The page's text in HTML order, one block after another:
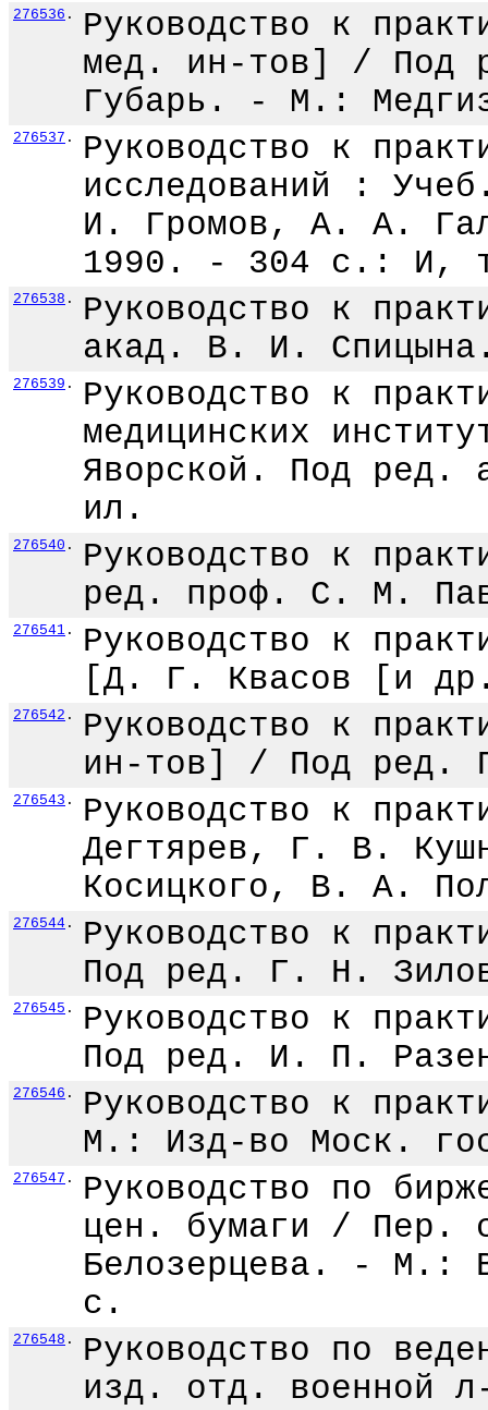
276536 .
Руководство к
мед. ин-тов] / Под
Губарь. - М.:
276537 .
Руководство к
исследований :
И. Громов, А. А.
1990. - 304 с.: И,
276538 .
Руководство к
акад. В. И.
276539 .
Руководство к
медицинских
Яворской. Под
ил.
276540 .
Руководство к
ред. проф. С. М.
276541 .
Руководство к
[Д. Г. Квасов [и
276542 .
Руководство к
ин-тов] / Под
276543 .
Руководство к
Дегтярев, Г. В.
Косицкого, В. А.
276544 .
Руководство к
Под ред. Г. Н.
276545 .
Руководство к
Под ред. И. П.
276546 .
Руководство к
М.: Изд-во Моск.
276547 .
Руководство по
цен. бумаги / Пер.
Белозерцева. - М.:
с.
276548 .
Руководство по
изд. отд. военной